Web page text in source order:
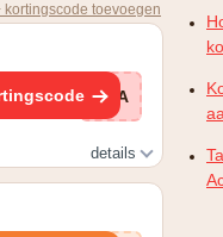
kortingscode toevoegen
VIA
details